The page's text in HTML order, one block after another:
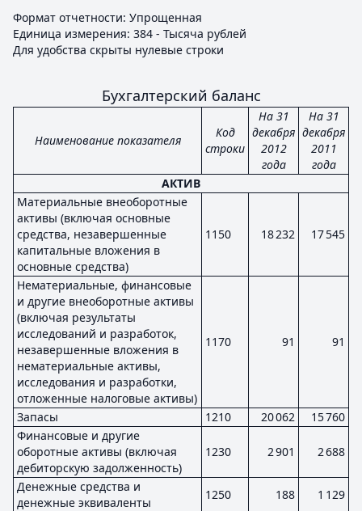
Формат отчетности: Упрощенная
Единица измерения: 384 - Тысяча рублей
Для удобства скрыты нулевые строки
Бухгалтерский баланс
Наименование показателя
Код
строки
На 31
декабря
2012
года
На 31
декабря
2011
года
АКТИВ
Материальные внеоборотные
активы (включая основные
средства, незавершенные
капитальные вложения в
основные средства)
1150 18 232 17 545
Нематериальные, финансовые
и другие внеоборотные активы
(включая результаты
исследований и разработок,
незавершенные вложения в
нематериальные активы,
исследования и разработки,
отложенные налоговые активы)
1170 91 91
Запасы 1210 20 062
15 760
Финансовые и другие
оборотные активы (включая
дебиторскую задолженность)
1230 2 901 2 688
Денежные средства и
денежные эквиваленты
1250 188
1 129